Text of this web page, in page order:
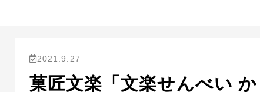
2021.9.27
菓匠文楽「文楽せんべい